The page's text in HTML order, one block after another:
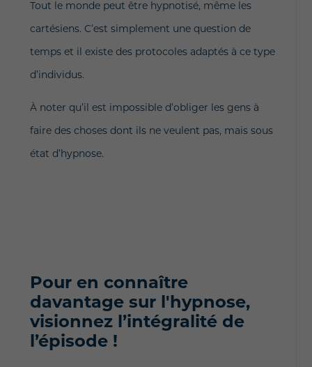
Tout le monde peut être hypnotisé, même les
cartésiens. C’est simplement une question de
temps et il existe des protocoles adaptés à ce type
d’individus.
À noter qu’il est impossible d’obliger les gens à
faire des choses dont ils ne veulent pas, mais sous
état d’hypnose.
Pour en connaître
davantage sur l'hypnose,
visionnez l’intégralité de
l’épisode !